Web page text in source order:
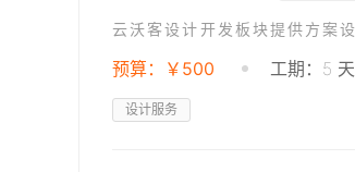
云沃客设计开发板块提供方案
预算：￥500 工期：5 天
设计服务